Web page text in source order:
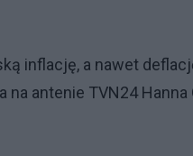
inflację, a nawet
antenie TVN24